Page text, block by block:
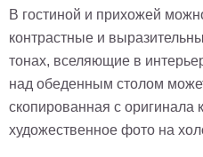
В гостиной и прихожей
контрастные и
тонах, вселяющие в
над обеденным столом
скопированная с оригинала
художественное фото на